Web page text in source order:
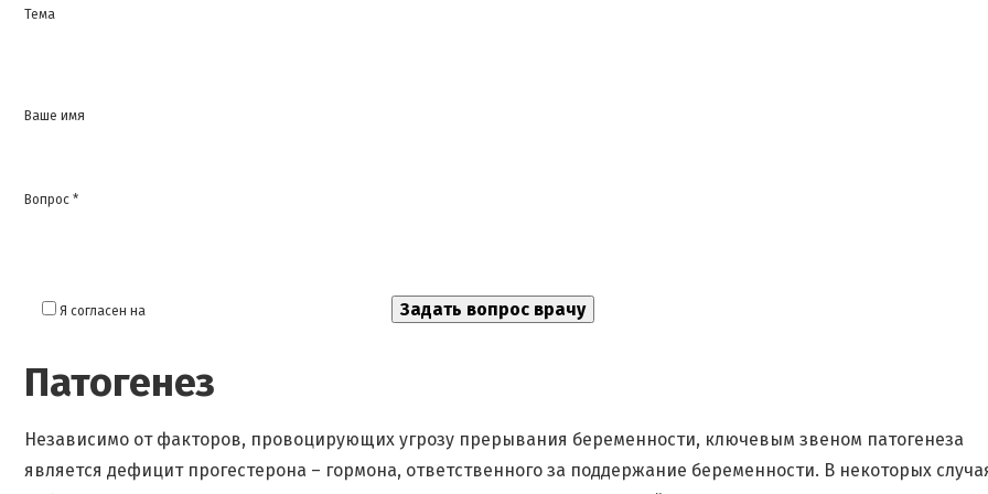
Тема
Ваше имя
Вопрос *
Я согласен на
Патогенез
Независимо от факторов, провоцирующих угрозу прерывания беременности, ключевым звеном патогенеза
является дефицит прогестерона – гормона, ответственного за поддержание беременности. В некоторых